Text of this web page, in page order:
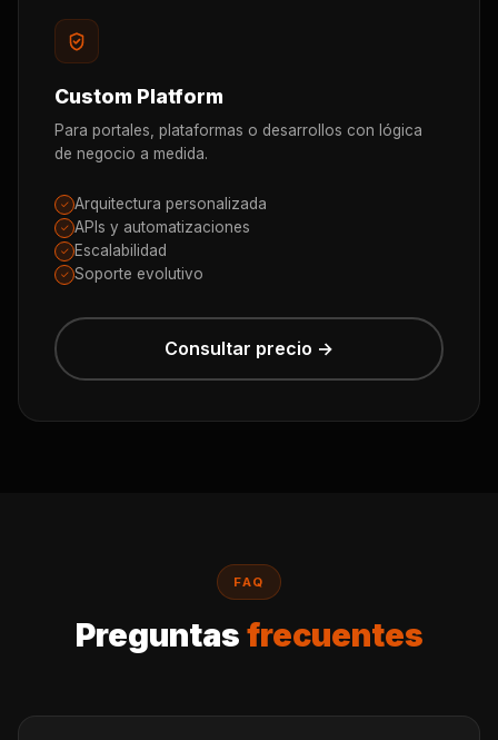
Custom Platform
Para portales, plataformas o desarrollos con lógica
de negocio a medida.
✓ Arquitectura personalizada
✓ APIs y automatizaciones
✓ Escalabilidad
✓ Soporte evolutivo
Consultar precio →
FAQ
Preguntas frecuentes